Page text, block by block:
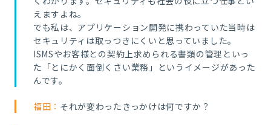
えますよね。
でも私は、アプリケーション開発に携わっていた当時は
セキュリティは取っつきにくいと思っていました。
ISMSやお客様との契約上求められる書類の管理といっ
た「とにかく面倒くさい業務」というイメージがあった
んです。
福田： それが変わったきっかけは何ですか？